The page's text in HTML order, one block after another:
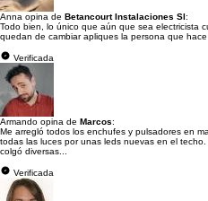
Anna opina de Betancourt Instalaciones Sl:
Todo bien, lo único que aún que sea electricista
quedan de cambiar apliques la persona que
Verificada
Armando opina de Marcos:
Me arregló todos los enchufes y pulsadores en
todas las luces por unas leds nuevas en el
colgó diversas...
Verificada